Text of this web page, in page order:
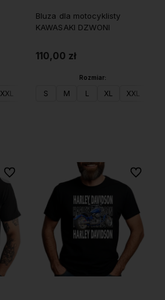
XXL
Bluza dla motocyklisty
KAWASAKI DZWONI
110,00 zł
Rozmiar:
S M L XL XXL
Do ulubionych Do